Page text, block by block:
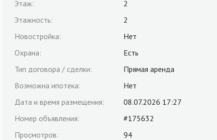
Этаж:
2
Этажность:
2
Новостройка:
Нет
Охрана:
Есть
Тип договора / сделки:
Прямая аренда
Возможна ипотека:
Нет
Дата и время размещения:
08.07.2026 17:27
Номер объявления:
#175632
Просмотров:
94